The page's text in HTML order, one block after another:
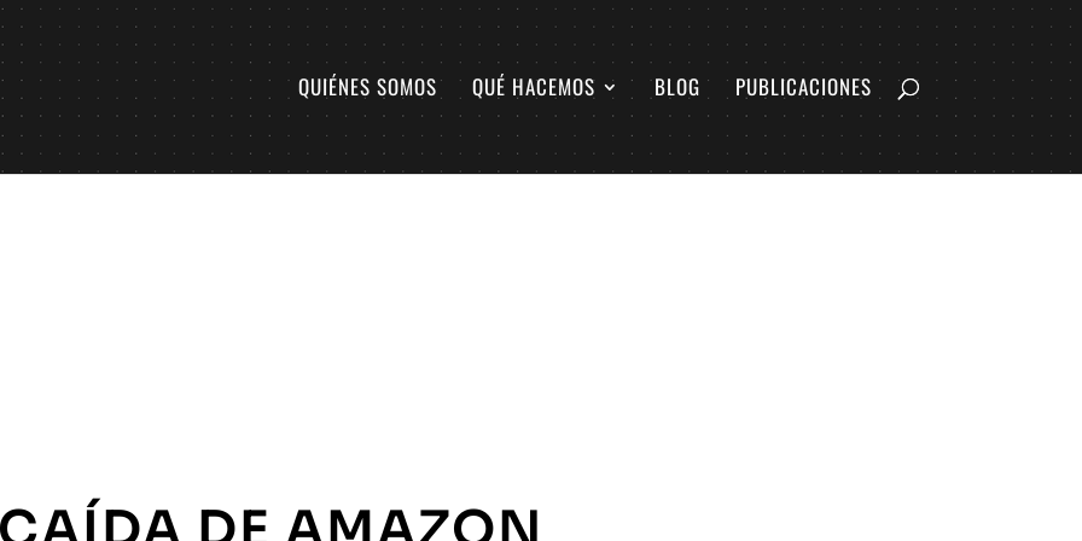
QUIÉNES SOMOS QUÉ HACEMOS BLOG PUBLICACIONES